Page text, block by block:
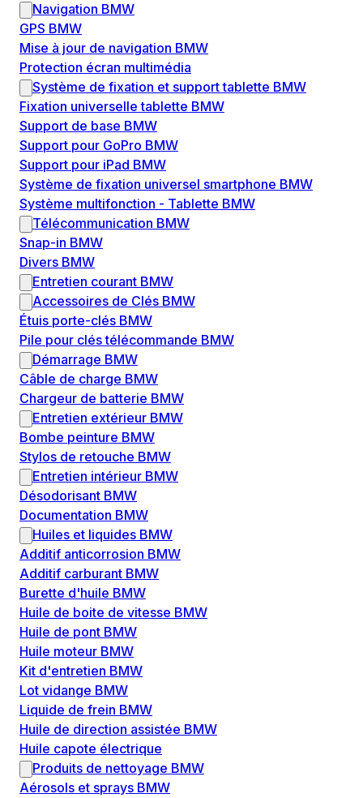
Navigation BMW
GPS BMW
Mise à jour de navigation BMW
Protection écran multimédia
Système de fixation et support tablette BMW
Fixation universelle tablette BMW
Support de base BMW
Support pour GoPro BMW
Support pour iPad BMW
Système de fixation universel smartphone BMW
Système multifonction - Tablette BMW
Télécommunication BMW
Snap-in BMW
Divers BMW
Entretien courant BMW
Accessoires de Clés BMW
Étuis porte-clés BMW
Pile pour clés télécommande BMW
Démarrage BMW
Câble de charge BMW
Chargeur de batterie BMW
Entretien extérieur BMW
Bombe peinture BMW
Stylos de retouche BMW
Entretien intérieur BMW
Désodorisant BMW
Documentation BMW
Huiles et liquides BMW
Additif anticorrosion BMW
Additif carburant BMW
Burette d'huile BMW
Huile de boite de vitesse BMW
Huile de pont BMW
Huile moteur BMW
Kit d'entretien BMW
Lot vidange BMW
Liquide de frein BMW
Huile de direction assistée BMW
Huile capote électrique
Produits de nettoyage BMW
Aérosols et sprays BMW